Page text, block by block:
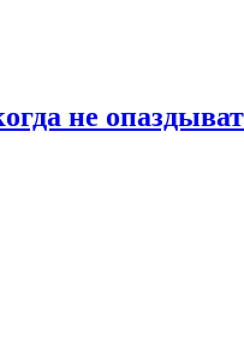
не